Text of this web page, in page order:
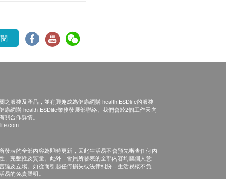
之服務及產品，並有興趣成為健康網購 health.ESDlife的服務
康網購 health.ESDlife業務發展部聯絡。我們會於2個工作天內
關合作詳情。
發表的全部內容為即時更新，因此生活易不會預先審查任何內
、完整性及質量。此外，會員所發表的全部內容均屬個人意
論及立場。如從而引起任何損失或法律糾紛，生活易概不負
易的免責聲明。